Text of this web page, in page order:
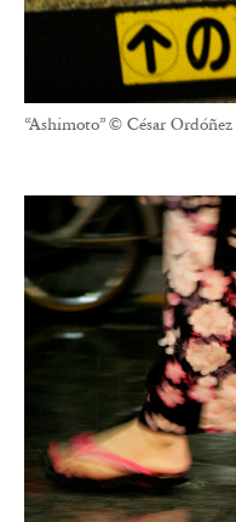
“Ashimoto” © César Ordóñez